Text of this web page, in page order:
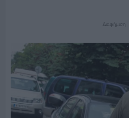
Διαφήμιση